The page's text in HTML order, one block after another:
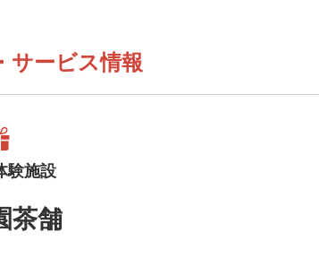
サービス情報
験施設
茶舗